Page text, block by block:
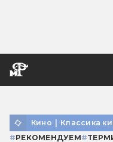
Кино | Классика
#РЕКОМЕНДУЕМ#